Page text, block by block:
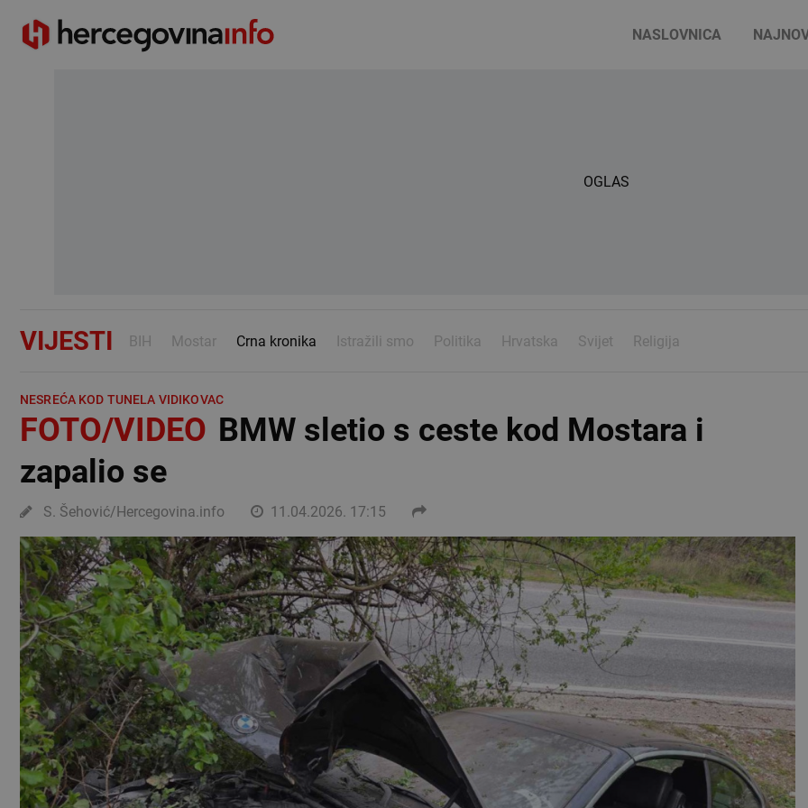
NASLOVNICA
OGLAS
VIJESTI BIH Mostar Crna kronika Istražili smo Politika Hrvatska Svijet Religija
NESREĆA KOD TUNELA VIDIKOVAC
FOTO/VIDEOBMW sletio s ceste kod Mostara i
zapalio se
S. Šehović/Hercegovina.info 11.04.2026. 17:15